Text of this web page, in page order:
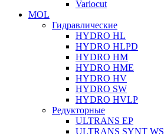
Variocut
MOL
Гидравлические
HYDRO HL
HYDRO HLPD
HYDRO HM
HYDRO HME
HYDRO HV
HYDRO SW
HYDRO HVLP
Редукторные
ULTRANS EP
ULTRANS SYNT WS